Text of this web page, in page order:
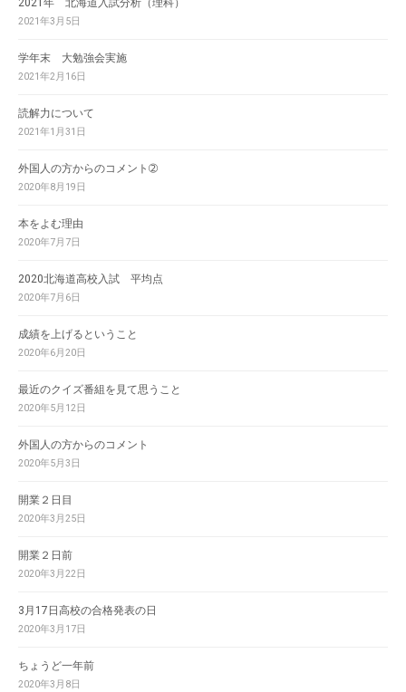
2021年 北海道入試分析（理科）
2021年3月5日
学年末 大勉強会実施
2021年2月16日
読解力について
2021年1月31日
外国人の方からのコメント➁
2020年8月19日
本をよむ理由
2020年7月7日
2020北海道高校入試 平均点
2020年7月6日
成績を上げるということ
2020年6月20日
最近のクイズ番組を見て思うこと
2020年5月12日
外国人の方からのコメント
2020年5月3日
開業２日目
2020年3月25日
開業２日前
2020年3月22日
3月17日高校の合格発表の日
2020年3月17日
ちょうど一年前
2020年3月8日